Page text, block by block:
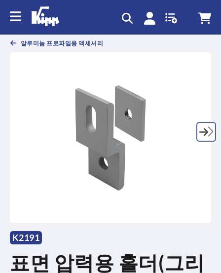
알루미늄 프로파일용 액세서리
K2191
표면 압력용 홀더(그리